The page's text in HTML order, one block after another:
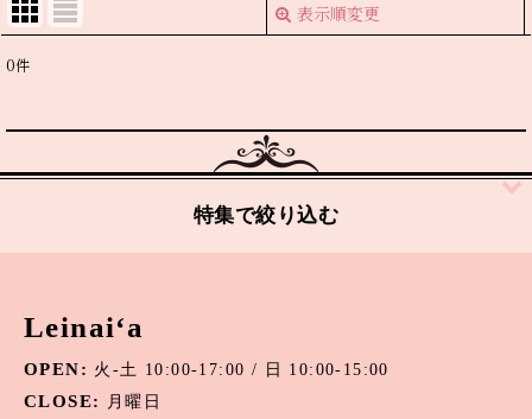
表示順変更
表示数
絞り込む
0件
特集で絞り込む
アマゾナイト
アメジスト
Leinai‘a
OPEN: 火-土 10:00-17:00 / 日 10:00-15:00
CLOSE:
月曜日